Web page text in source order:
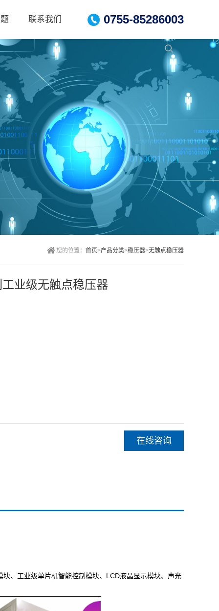
联系我们 0755-85286003
您的位置： 首页>产品分类>稳压器>无触点稳压器
业级无触点稳压器
在线咨询
、工业级单片机智能控制模块、LCD液晶显示模块、声光